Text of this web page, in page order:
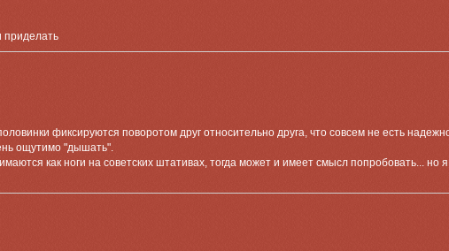
приделать
фиксируются поворотом друг относительно друга, что совсем не есть
ощутимо "дышать".
как ноги на советских штативах, тогда может и имеет смысл попробовать... но